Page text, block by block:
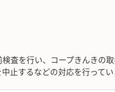
査を行い、コープきんきの
止するなどの対応を行ってい